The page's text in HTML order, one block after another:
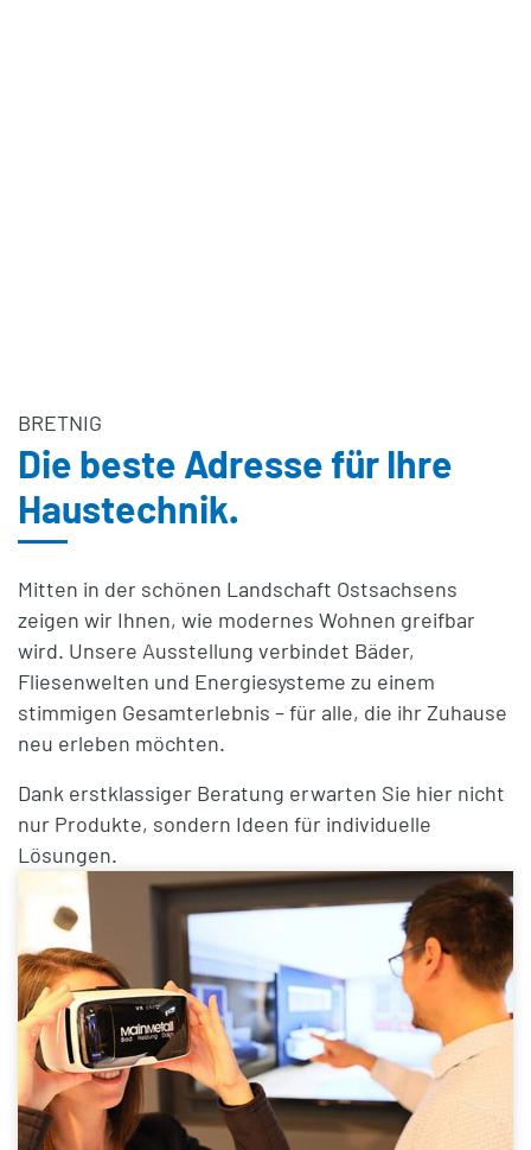
BRETNIG
Die beste Adresse für Ihre
Haustechnik.
Mitten in der schönen Landschaft Ostsachsens
zeigen wir Ihnen, wie modernes Wohnen greifbar
wird. Unsere Ausstellung verbindet Bäder,
Fliesenwelten und Energiesysteme zu einem
stimmigen Gesamterlebnis – für alle, die ihr Zuhause
neu erleben möchten.
Dank erstklassiger Beratung erwarten Sie hier nicht
nur Produkte, sondern Ideen für individuelle
Lösungen.